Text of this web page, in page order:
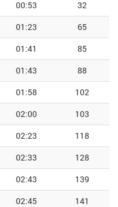
00:53
32
01:23
65
01:41
85
01:43
88
01:58
102
02:00
103
02:23
118
02:33
128
02:43
139
02:45
141